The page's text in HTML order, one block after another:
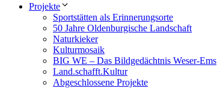
Projekte
Sportstätten als Erinnerungsorte
50 Jahre Oldenburgische Landschaft
Naturkieker
Kulturmosaik
BIG WE – Das Bildgedächtnis Weser-Ems
Land.schafft.Kultur
Abgeschlossene Projekte